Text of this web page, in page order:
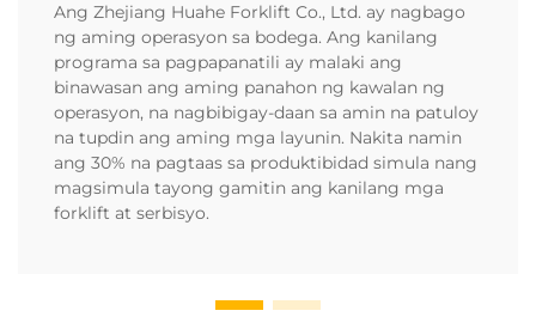
Ang Zhejiang Huahe Forklift Co., Ltd. ay nagbago
ng aming operasyon sa bodega. Ang kanilang
programa sa pagpapanatili ay malaki ang
binawasan ang aming panahon ng kawalan ng
operasyon, na nagbibigay-daan sa amin na patuloy
na tupdin ang aming mga layunin. Nakita namin
ang 30% na pagtaas sa produktibidad simula nang
magsimula tayong gamitin ang kanilang mga
forklift at serbisyo.